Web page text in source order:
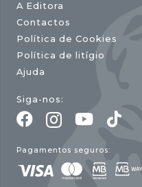
A Editora
Contactos
Política de Cookies
Política de litígio
Ajuda
Siga-nos:
Pagamentos seguros: